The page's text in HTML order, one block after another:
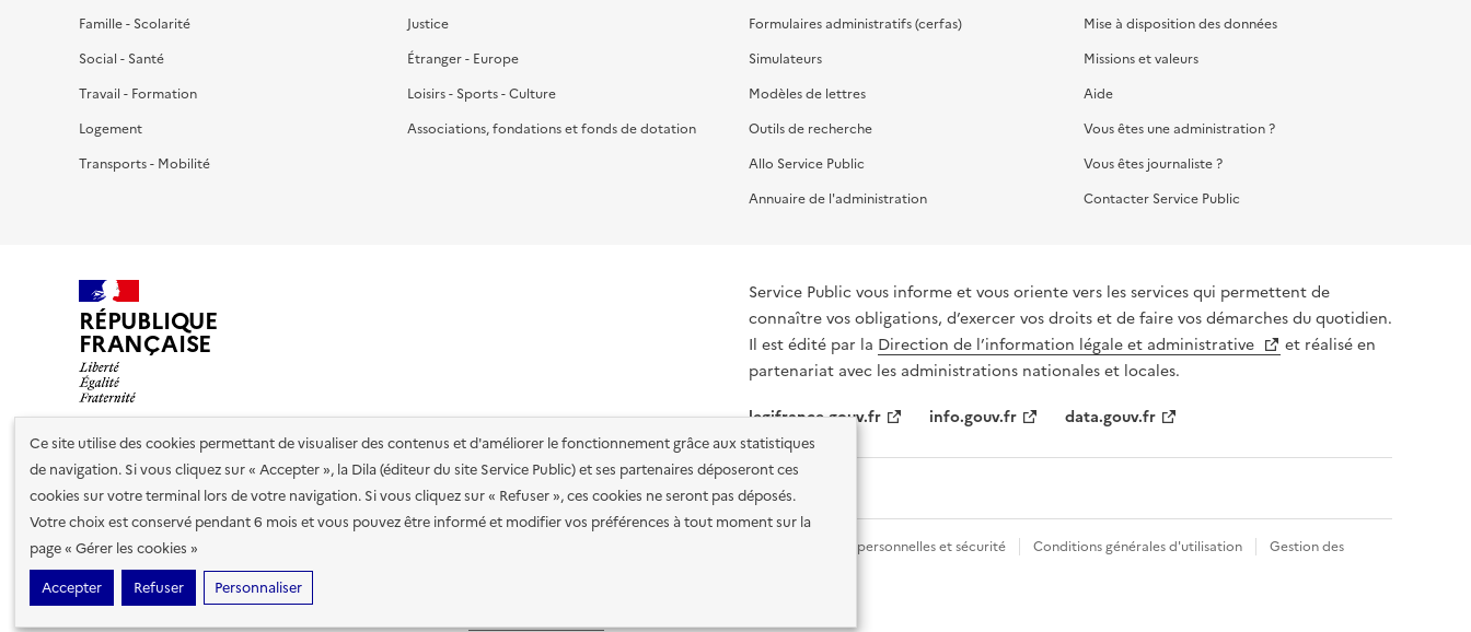
Ce site utilise des cookies permettant de visualiser des contenus et d'améliorer le fonctionnement grâce aux statistiques
de navigation. Si vous cliquez sur « Accepter », la Dila (éditeur du site Service Public) et ses partenaires déposeront ces
cookies sur votre terminal lors de votre navigation. Si vous cliquez sur « Refuser », ces cookies ne seront pas déposés.
Votre choix est conservé pendant 6 mois et vous pouvez être informé et modifier vos préférences à tout moment sur la
page « Gérer les cookies »
Accepter
Refuser Personnaliser
Famille - Scolarité
Social - Santé
Travail - Formation
Logement
Transports - Mobilité
Justice
Étranger - Europe
Loisirs - Sports - Culture
Associations, fondations et fonds de dotation
Formulaires administratifs (cerfas)
Simulateurs
Modèles de lettres
Outils de recherche
Allo Service Public
Annuaire de l'administration
Mise à disposition des données
Missions et valeurs
Aide
Vous êtes une administration ?
Vous êtes journaliste ?
Contacter Service Public
RÉPUBLIQUE
FRANÇAISE
Service Public vous informe et vous oriente vers les services qui permettent de
connaître vos obligations, d’exercer vos droits et de faire vos démarches du quotidien.
Il est édité par la Direction de l’information légale et administrative
et réalisé en
partenariat avec les administrations nationales et locales.
legifrance.gouv.fr
info.gouv.fr data.gouv.fr
Nos partenaires
Plan du site Accessibilité : totalement conforme Données personnelles et sécurité Conditions générales d'utilisation
Gestion des
cookies